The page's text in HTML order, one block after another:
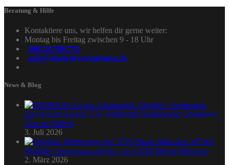
Beratung & Hilfe
Kontaktiere uns, wir helfen dir gerne weiter:
Montag bis Freitag zwischen 9 - 18 Uhr
089 23 799 772
info@objektivvermietung.de
News & Blog
DZOFILM Arcana 1.5x Vollformat Anamorphic Objektive |
Neu im Verleih
3. Juli 2026
Objektiv Vermietung auf der f.re.e 2026 Messe München
2. März 2026